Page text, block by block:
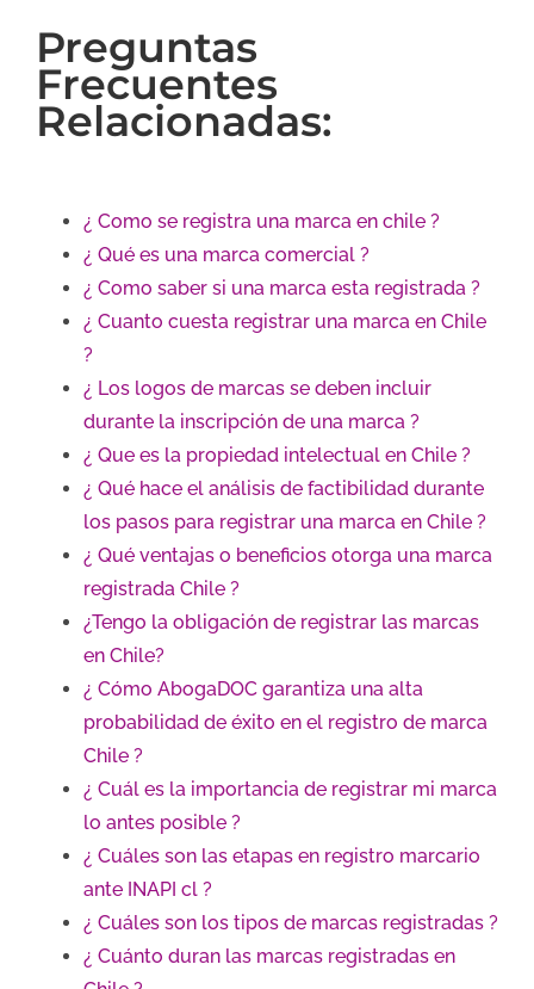
Preguntas
Frecuentes
Relacionadas:
¿ Como se registra una marca en chile ?
¿ Qué es una marca comercial ?
¿ Como saber si una marca esta registrada ?
¿ Cuanto cuesta registrar una marca en Chile
?
¿ Los logos de marcas se deben incluir
durante la inscripción de una marca ?
¿ Que es la propiedad intelectual en Chile ?
¿ Qué hace el análisis de factibilidad durante
los pasos para registrar una marca en Chile ?
¿ Qué ventajas o beneficios otorga una marca
registrada Chile ?
¿Tengo la obligación de registrar las marcas
en Chile?
¿ Cómo AbogaDOC garantiza una alta
probabilidad de éxito en el registro de marca
Chile ?
¿ Cuál es la importancia de registrar mi marca
lo antes posible ?
¿ Cuáles son las etapas en registro marcario
ante INAPI cl ?
¿ Cuáles son los tipos de marcas registradas ?
¿ Cuánto duran las marcas registradas en